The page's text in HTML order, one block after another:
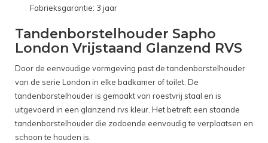
Fabrieksgarantie: 3 jaar
Tandenborstelhouder Sapho
London Vrijstaand Glanzend RVS
Door de eenvoudige vormgeving past de tandenborstelhouder
van de serie London in elke badkamer of toilet. De
tandenborstelhouder is gemaakt van roestvrij staal en is
uitgevoerd in een glanzend rvs kleur. Het betreft een staande
tandenborstelhouder die zodoende eenvoudig te verplaatsen en
schoon te houden is.